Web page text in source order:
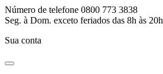
Número de telefone 0800 773 3838
Seg. à Dom. exceto feriados das 8h às 20h
Sua conta